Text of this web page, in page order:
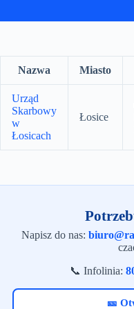
Nazwa Miasto
Urząd
Skarbowy
w
Łosicach
Łosice
Napisz do nas:
📞 Infolinia:
🎫